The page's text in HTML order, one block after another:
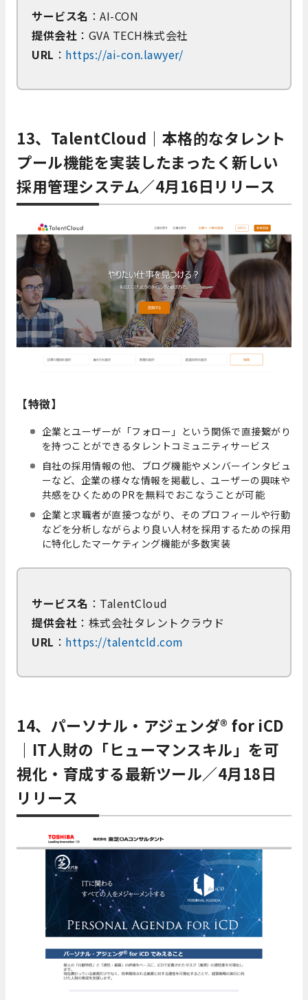
サービス名 ：AI-CON
提供会社 ：GVA TECH株式会社
URL ： https://ai-con.lawyer/
13、TalentCloud｜本格的なタレント
プール機能を実装したまったく新しい
採用管理システム／4月16日リリース
【特徴】
企業とユーザーが「フォロー」という関係で直接繋がり
を持つことができるタレントコミュニティサービス
自社の採用情報の他、ブログ機能やメンバーインタビュ
ーなど、企業の様々な情報を掲載し、ユーザーの興味や
共感をひくためのPRを無料でおこなうことが可能
企業と求職者が直接つながり、そのプロフィールや行動
などを分析しながらより良い人材を採用するための採用
に特化したマーケティング機能が多数実装
サービス名 ：TalentCloud
提供会社 ：株式会社タレントクラウド
URL ： https://talentcld.com
14、 パーソナル・アジェンダ® for iCD
｜ IT人財の「ヒューマンスキル」を可
視化・育成する最新ツール／4月18日
リリース